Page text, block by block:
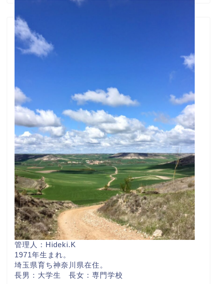
管理人：Hideki.K
1971年生まれ。
埼玉県育ち神奈川県在住。
長男：大学生 長女：専門学校